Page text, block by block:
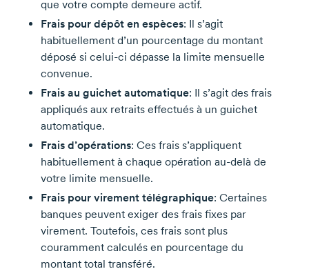
que votre compte demeure actif.
Frais pour dépôt en espèces: Il s’agit
habituellement d’un pourcentage du montant
déposé si celui-ci dépasse la limite mensuelle
convenue.
Frais au guichet automatique: Il s’agit des frais
appliqués aux retraits effectués à un guichet
automatique.
Frais d’opérations: Ces frais s’appliquent
habituellement à chaque opération au-delà de
votre limite mensuelle.
Frais pour virement télégraphique: Certaines
banques peuvent exiger des frais fixes par
virement. Toutefois, ces frais sont plus
couramment calculés en pourcentage du
montant total transféré.